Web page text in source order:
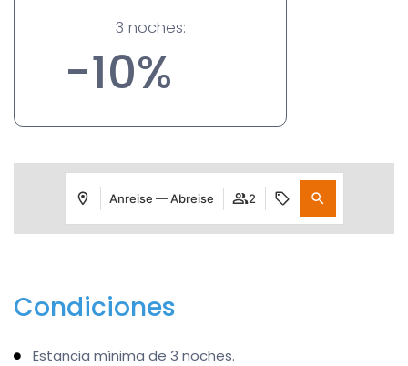
3 noches:
-10%
Anreise — Abreise 2
Condiciones
Estancia mínima de 3 noches.